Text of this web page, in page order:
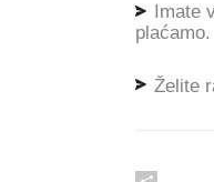
Imate
plaćamo.
Želite